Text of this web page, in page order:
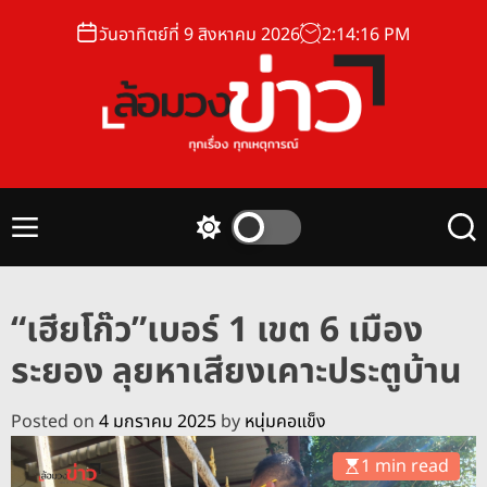
วันอาทิตย์ที่ 9 สิงหาคม 2026 2:14:17 PM
อ
ข่
า
ว
M
c
h
c
o
l
o
r
m
S
“เฮียโก๊ว”เบอร์ 1 เขต 6 เมือง
ระยอง ลุยหาเสียงเคาะประตูบ้าน
Posted on 4 มกราคม 2025 by หนุ่มคอแข็ง
1 min read